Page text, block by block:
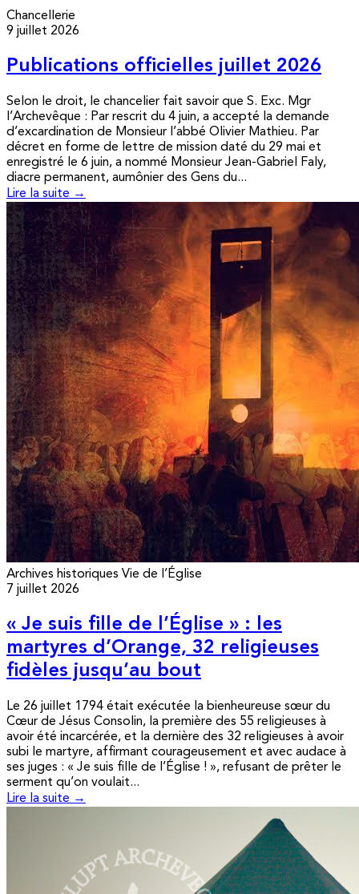
Chancellerie
9 juillet 2026
Publications officielles juillet 2026
Selon le droit, le chancelier fait savoir que S. Exc. Mgr
l’Archevêque : Par rescrit du 4 juin, a accepté la demande
d’excardination de Monsieur l’abbé Olivier Mathieu. Par
décret en forme de lettre de mission daté du 29 mai et
enregistré le 6 juin, a nommé Monsieur Jean-Gabriel Faly,
diacre permanent, aumônier des Gens du...
Lire la suite →
Archives historiques Vie de l’Église
7 juillet 2026
« Je suis fille de l’Église » : les
martyres d’Orange, 32 religieuses
fidèles jusqu’au bout
Le 26 juillet 1794 était exécutée la bienheureuse sœur du
Cœur de Jésus Consolin, la première des 55 religieuses à
avoir été incarcérée, et la dernière des 32 religieuses à avoir
subi le martyre, affirmant courageusement et avec audace à
ses juges : « Je suis fille de l’Église ! », refusant de prêter le
serment qu’on voulait...
Lire la suite →